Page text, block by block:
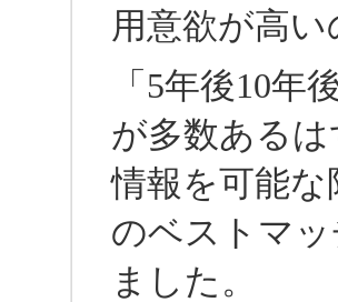
用意欲が高
「5年後10
が多数ある
情報を可能
のベストマ
ました。